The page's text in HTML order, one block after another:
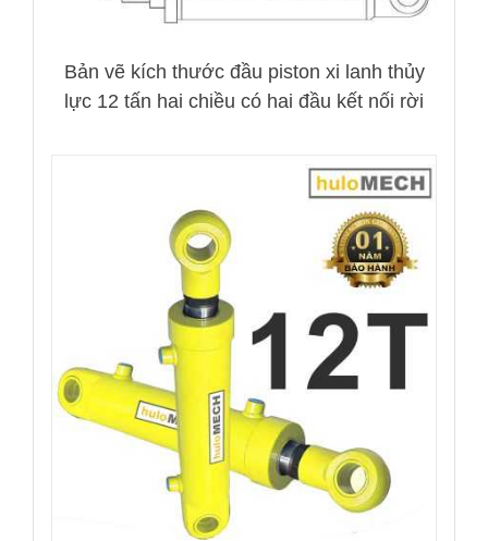
Bản vẽ kích thước đầu piston xi lanh thủy
lực 12 tấn hai chiều có hai đầu kết nối rời